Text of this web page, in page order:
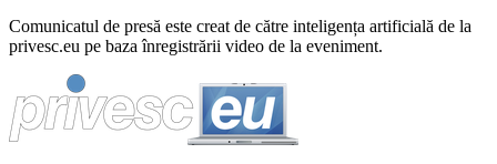
Comunicatul de presă este creat de către inteligența artificială de la
privesc.eu pe baza înregistrării video de la eveniment.